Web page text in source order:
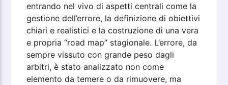
entrando nel vivo di aspetti centrali come la
gestione dell’errore, la definizione di obiettivi
chiari e realistici e la costruzione di una vera
e propria “road map” stagionale. L’errore, da
sempre vissuto con grande peso dagli
arbitri, è stato analizzato non come
elemento da temere o da rimuovere, ma